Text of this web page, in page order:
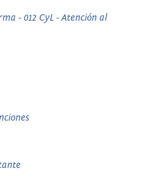
- 012 CyL - Atención al